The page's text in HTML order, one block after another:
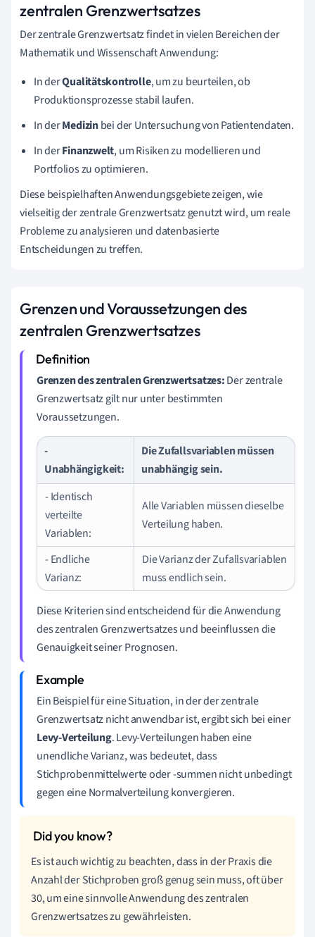
zentralen Grenzwertsatzes
Der zentrale Grenzwertsatz findet in vielen Bereichen der
Mathematik und Wissenschaft Anwendung:
In derQualitätskontrolle, um zu beurteilen, ob
Produktionsprozesse stabil laufen.
In derMedizinbei der Untersuchung von Patientendaten.
In derFinanzwelt, um Risiken zu modellieren und
Portfolios zu optimieren.
Diese beispielhaften Anwendungsgebiete zeigen, wie
vielseitig der zentrale Grenzwertsatz genutzt wird, um reale
Probleme zu analysieren und datenbasierte
Entscheidungen zu treffen.
Grenzen und Voraussetzungen des
zentralen Grenzwertsatzes
Grenzen des zentralen Grenzwertsatzes:Der zentrale
Grenzwertsatz gilt nur unter bestimmten
Voraussetzungen.
-
Unabhängigkeit:
Die Zufallsvariablen müssen
unabhängig sein.
- Identisch
verteilte
Variablen:
Alle Variablen müssen dieselbe
Verteilung haben.
- Endliche
Varianz:
Die Varianz der Zufallsvariablen
muss endlich sein.
Diese Kriterien sind entscheidend für die Anwendung
des zentralen Grenzwertsatzes und beeinflussen die
Genauigkeit seiner Prognosen.
Ein Beispiel für eine Situation, in der der zentrale
Grenzwertsatz nicht anwendbar ist, ergibt sich bei einer
Levy-Verteilung. Levy-Verteilungen haben eine
unendliche Varianz, was bedeutet, dass
Stichprobenmittelwerte oder -summen nicht unbedingt
gegen eine Normalverteilung konvergieren.
Es ist auch wichtig zu beachten, dass in der Praxis die
Anzahl der Stichproben groß genug sein muss, oft über
30, um eine sinnvolle Anwendung des zentralen
Grenzwertsatzes zu gewährleisten.